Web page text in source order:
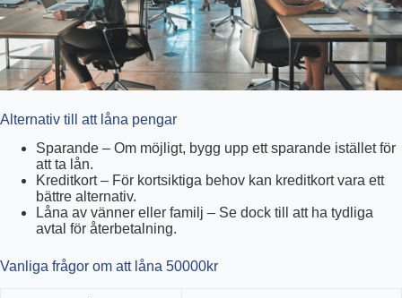
Alternativ till att låna pengar
Sparande – Om möjligt, bygg upp ett sparande istället för
att ta lån.
Kreditkort – För kortsiktiga behov kan kreditkort vara ett
bättre alternativ.
Låna av vänner eller familj – Se dock till att ha tydliga
avtal för återbetalning.
Vanliga frågor om att låna 50000kr